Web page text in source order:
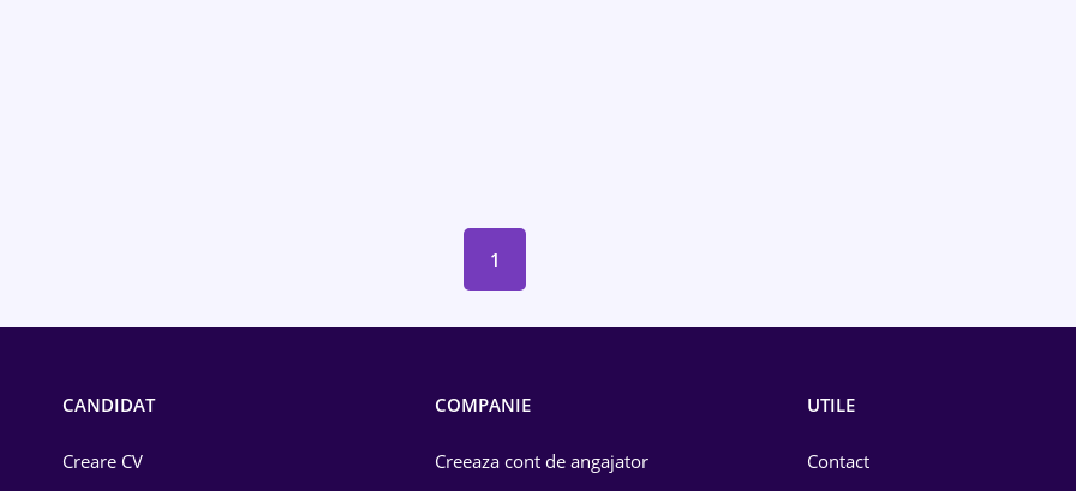
Mașini / Auto
1
CANDIDAT
Creare CV
COMPANIE
Creeaza cont de angajator
UTILE
Contact